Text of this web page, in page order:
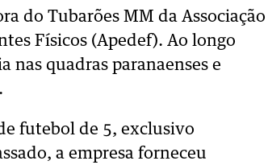
do Tubarões MM da Associação
Físicos (Apedef). Ao longo
nas quadras paranaenses e
futebol de 5, exclusivo
a empresa forneceu